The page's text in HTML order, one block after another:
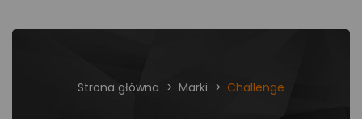
Strona główna Marki Challenge